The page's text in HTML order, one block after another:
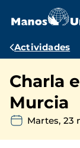
contenido
Ruta
Actividades
Charla
Murcia
Martes, 23